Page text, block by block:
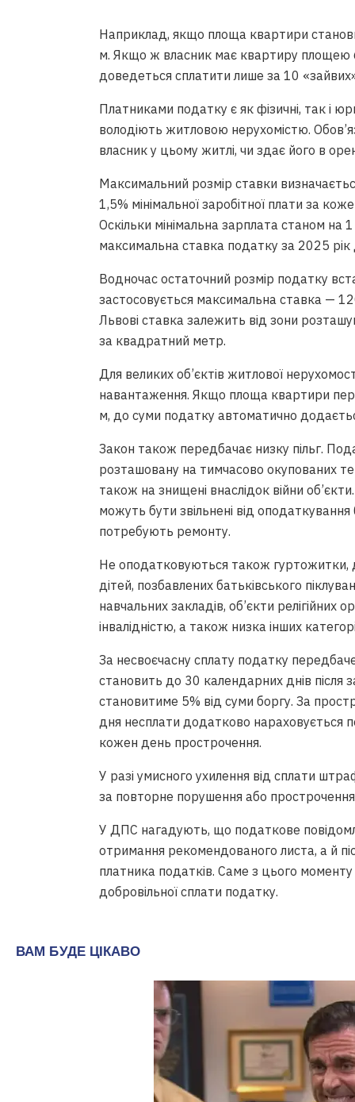
Наприклад, якщо площа квартири
м. Якщо ж власник має квартиру площею
доведеться сплатити лише за 10
Платниками податку є як фізичні, так і
володіють житловою нерухомістю.
власник у цьому житлі, чи здає його в
Максимальний розмір ставки
1,5% мінімальної заробітної плати за
Оскільки мінімальна зарплата станом на
максимальна ставка податку за 2025
Водночас остаточний розмір податку
застосовується максимальна ставка —
Львові ставка залежить від зони
за квадратний метр.
Для великих об’єктів житлової
навантаження. Якщо площа квартири
м, до суми податку автоматично
Закон також передбачає низку пільг.
розташовану на тимчасово окупованих
також на знищені внаслідок війни
можуть бути звільнені від оподаткування
потребують ремонту.
Не оподатковуються також гуртожитки,
дітей, позбавлених батьківського
навчальних закладів, об’єкти релігійних
інвалідністю, а також низка інших
За несвоєчасну сплату податку
становить до 30 календарних днів
становитиме 5% від суми боргу. За
дня несплати додатково нараховується
кожен день прострочення.
У разі умисного ухилення від сплати
за повторне порушення або
У ДПС нагадують, що податкове
отримання рекомендованого листа, а й
платника податків. Саме з цього
добровільної сплати податку.